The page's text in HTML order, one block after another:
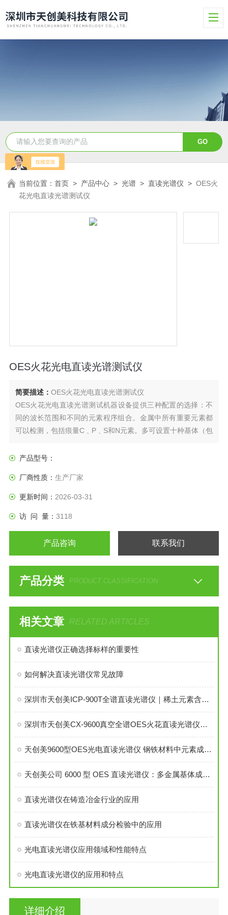
当前位置：首页 > 产品中心 >光谱 >直读光谱仪 >OES火
花光电直读光谱测试仪
OES火花光电直读光谱测试仪
简要描述： OES火花光电直读光谱测试仪
OES火花光电直读光谱测试机器设备提供三种配置的选择：不
同的波长范围和不同的元素程序组合。金属中所有重要元素都
可以检测，包括痕量C﹑P﹑S和N元素。多可设置十种基体（包
和铅基）的几十所元素的工作曲线。涵盖了常见金属中的各种
产品型号：
厂商性质： 生产厂家
更新时间： 2026-03-31
访 问 量： 3118
产品咨询 联系我们
产品分类 PRODUCT CLASSIFICATION
相关文章 RELATED ARTICLES
直读光谱仪正确选择标样的重要性
如何解决直读光谱仪常见故障
深圳市天创美ICP-900T全谱直读光谱仪｜稀土元素含量检测专用设备
深圳市天创美CX-9600真空全谱OES火花直读光谱仪介绍
天创美9600型OES光电直读光谱仪 钢铁材料中元素成分含量检测仪 金属分析仪
天创美公司 6000 型 OES 直读光谱仪：多金属基体成分快速精准检测方案
直读光谱仪在铸造冶金行业的应用
直读光谱仪在铁基材料成分检验中的应用
光电直读光谱仪应用领域和性能特点
光电直读光谱仪的应用和特点
详细介绍